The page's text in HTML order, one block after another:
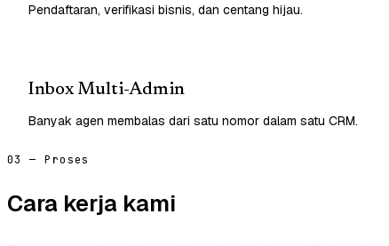
Pendaftaran, verifikasi bisnis, dan centang hijau.
Inbox Multi-Admin
Banyak agen membalas dari satu nomor dalam satu CRM.
03 — Proses
Cara kerja kami